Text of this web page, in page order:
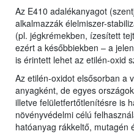
Az E410 adalékanyagot
alkalmazzák élelmiszer-
(pl. jégkrémekben, ízesített
ezért a későbbiekben – a
is érintett lehet az etilén-oxid
Az etilén-oxidot elsősorban a
anyagként, de egyes
illetve felületfertőtlenítésre is
növényvédelmi célú
hatóanyag rákkeltő, mutagén